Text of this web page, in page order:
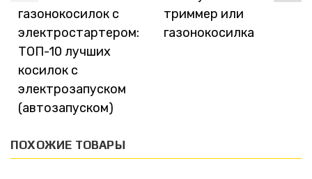
газонокосилок с
электростартером:
ТОП-10 лучших
косилок с
электрозапуском
(автозапуском)
триммер или
газонокосилка
ПОХОЖИЕ ТОВАРЫ